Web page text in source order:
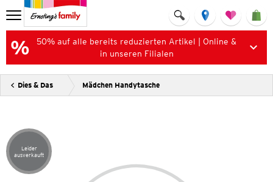
50% auf alle bereits reduzierten Artikel | Online &
in unseren Filialen
Dies & Das Mädchen Handytasche
Artikel leider ausverkauft
Leider
ausverkauft